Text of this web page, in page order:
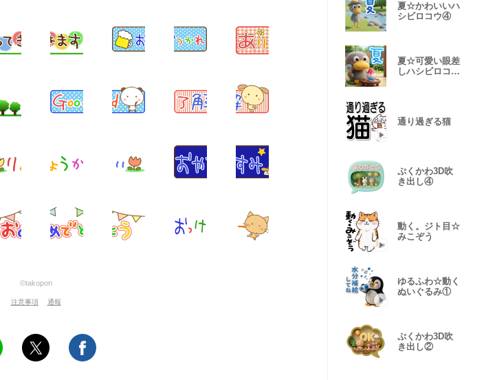
©takopon
注意事項 通報
夏☆かわいいハ
シビロコウ④
夏☆可愛い眼差
しハシビロコウ
通り過ぎる猫
ぷくかわ3D吹
き出し④
動く。ジト目☆
みこぞう
ゆるふわ☆動く
ぬいぐるみ①
ぷくかわ3D吹
き出し②